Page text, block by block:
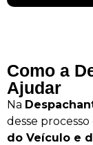
Como a
Ajudar
Na
desse
do Veículo e